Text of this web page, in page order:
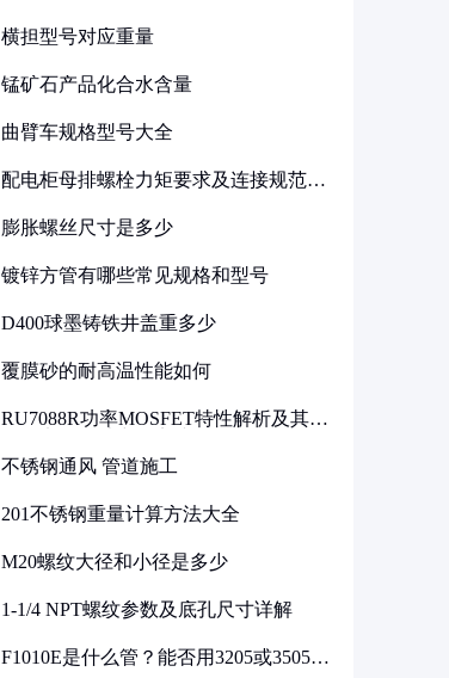
横担型号对应重量
锰矿石产品化合水含量
曲臂车规格型号大全
配电柜母排螺栓力矩要求及连接规范详
膨胀螺丝尺寸是多少
镀锌方管有哪些常见规格和型号
D400球墨铸铁井盖重多少
覆膜砂的耐高温性能如何
RU7088R功率MOSFET特性解析及其在
不锈钢通风 管道施工
201不锈钢重量计算方法大全
M20螺纹大径和小径是多少
1-1/4 NPT螺纹参数及底孔尺寸详解
F1010E是什么管？能否用3205或3505代